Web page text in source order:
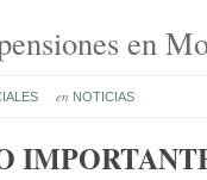
en
en NOTICIAS